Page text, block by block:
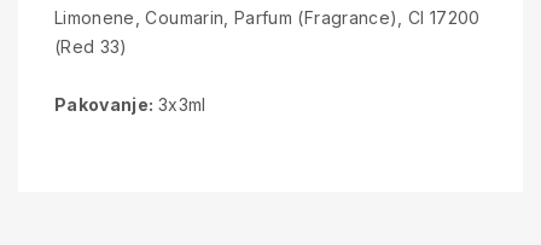
Limonene, Coumarin, Parfum (Fragrance), CI 17200
(Red 33)
Pakovanje: 3x3ml